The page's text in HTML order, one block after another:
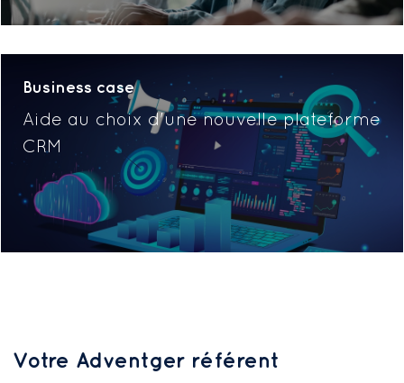
Business case
Aide au choix d'une nouvelle plateforme
CRM
Votre Adventger référent